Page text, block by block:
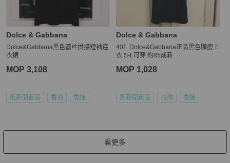
Dolce & Gabbana
Dolce&Gabbana黑色蕾丝拼接短袖连
衣裙
MOP 3,108
近新閒置品 香港 免運
Dolce & Gabbana
40）Dolce&Gabbana正品黑色顯瘦上
衣 S-L可穿 約85成新
MOP 1,028
近新閒置品 台灣 免運
看更多